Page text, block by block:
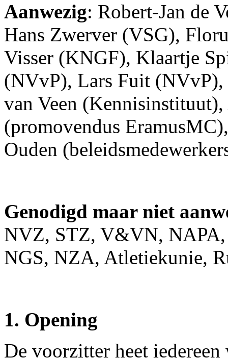
Aanwezig: Robert-Jan de
Hans Zwerver (VSG),
Visser (KNGF), Klaartje
(NVvP), Lars Fuit
van Veen
(promovendus
Ouden
Genodigd maar niet
NVZ, STZ, V&VN,
NGS, NZA, Atletiekunie,
1. Opening
De voorzitter heet